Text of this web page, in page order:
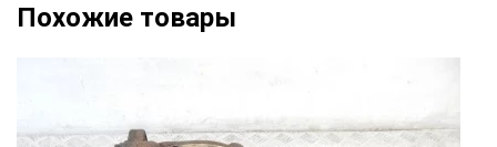
Похожие товары